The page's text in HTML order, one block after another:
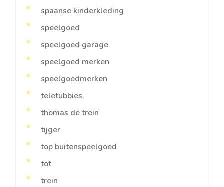
spaanse kinderkleding
speelgoed
speelgoed garage
speelgoed merken
speelgoedmerken
teletubbies
thomas de trein
tijger
top buitenspeelgoed
tot
trein